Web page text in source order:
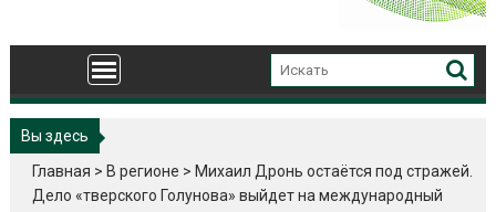
Вы здесь
Главная > В регионе > Михаил Дронь остаётся под стражей.
Дело «тверского Голунова» выйдет на международный